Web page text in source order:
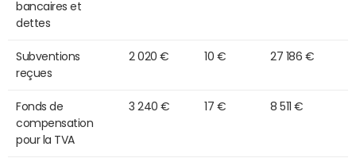
bancaires et
dettes
Subventions
reçues
2 020 € 10 € 27 186 €
Fonds de
compensation
pour la TVA
3 240 € 17 € 8 511 €